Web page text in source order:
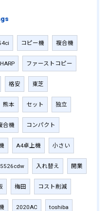
コピー機 複合機
ファーストコピー
格安 東芝
熊本 セット 独立
合機 コンパクト
A4卓上機 小さい
入れ替え 開業
梅田 コスト削減
2020AC toshiba